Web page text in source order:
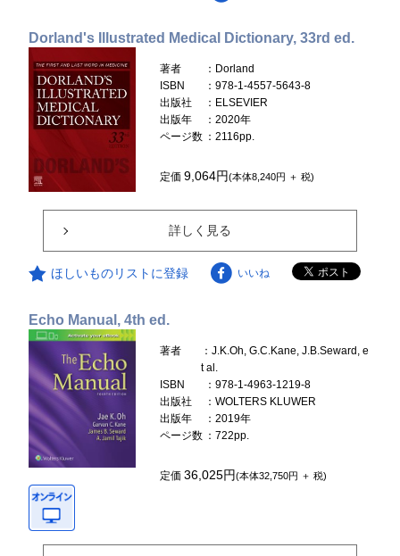
Dorland's Illustrated Medical Dictionary, 33rd ed.
著者
：Dorland
ISBN
：978-1-4557-5643-8
出版社
：ELSEVIER
出版年
：2020年
ページ数 ：2116pp.
定価9,064円(本体8,240円 ＋ 税)
詳しく見る
ほしいものリストに登録 いいね
Echo Manual, 4th ed.
著者
：J.K.Oh, G.C.Kane, J.B.Seward, e
t al.
ISBN
：978-1-4963-1219-8
出版社
：WOLTERS KLUWER
出版年
：2019年
ページ数 ：722pp.
定価36,025円(本体32,750円 ＋ 税)